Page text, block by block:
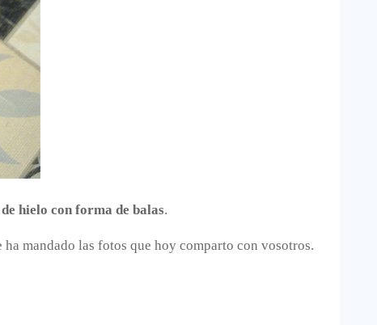
hielo con forma de balas.
mandado las fotos que hoy comparto con vosotros.